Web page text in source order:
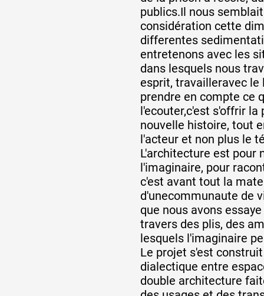
publics.Il nous
considération cette
differentes
entretenons avec les
dans lesquels nous
esprit, travailleravec le
prendre en compte ce
l'ecouter,c'est s'offrir
nouvelle histoire, tout
l'acteur et non plus le
L'architecture est pour
l'imaginaire, pour
c'est avant tout la
d'unecommunaute de
que nous avons
travers des plis, des
lesquels l'imaginaire
Le projet s'est
dialectique entre
double architecture